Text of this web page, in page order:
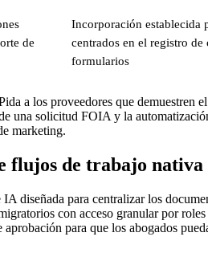
de
Incorporación establecida
centrados en el registro de
formularios
a los proveedores que
una solicitud FOIA y la
marketing.
flujos de trabajo nativa
diseñada para centralizar los
con acceso granular por
para que los abogados